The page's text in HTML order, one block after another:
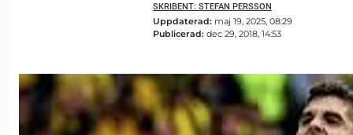
SKRIBENT: STEFAN PERSSON
Uppdaterad: maj 19, 2025, 08:29
Publicerad: dec 29, 2018, 14:53